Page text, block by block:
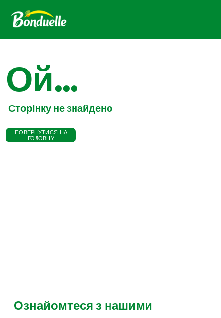
Ой...
Сторінку не знайдено
ПОВЕРНУТИСЯ НА
ГОЛОВНУ
Ознайомтеся з нашими